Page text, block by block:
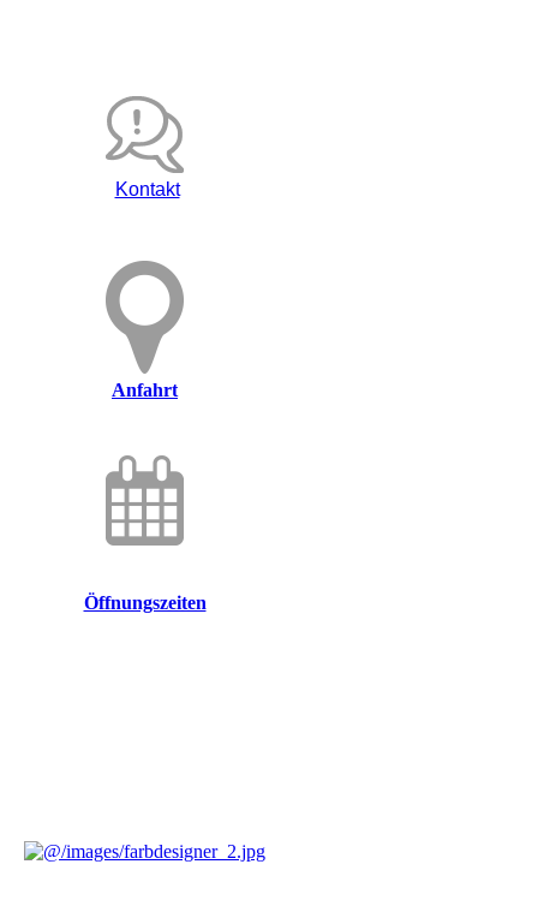
Kontakt
Anfahrt
Öffnungszeiten